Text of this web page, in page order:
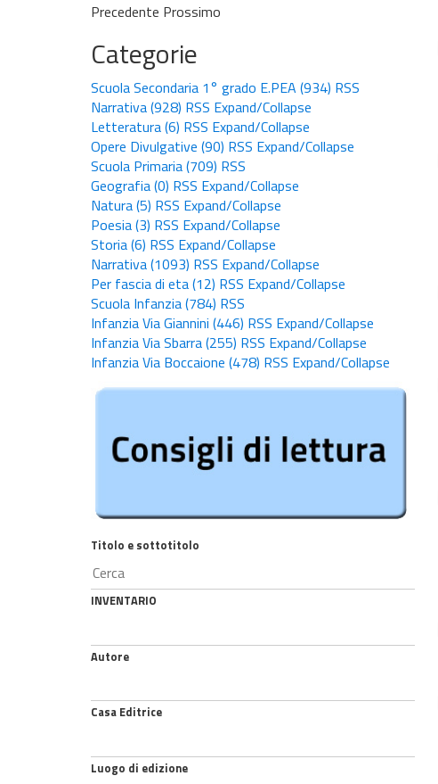
Precedente Prossimo
Categorie
Scuola Secondaria 1° grado E.PEA (934) RSS
Narrativa(928) RSS Expand/Collapse
Letteratura(6) RSS Expand/Collapse
Opere Divulgative (90) RSS Expand/Collapse
Scuola Primaria(709) RSS
Geografia(0) RSS Expand/Collapse
Natura(5) RSS Expand/Collapse
Poesia(3) RSS Expand/Collapse
Storia(6) RSS Expand/Collapse
Narrativa(1093) RSS Expand/Collapse
Per fascia di eta(12) RSS Expand/Collapse
Scuola Infanzia(784) RSS
Infanzia Via Giannini (446) RSS Expand/Collapse
Infanzia Via Sbarra(255) RSS Expand/Collapse
Infanzia Via Boccaione (478) RSS Expand/Collapse
Titolo e sottotitolo
INVENTARIO
Autore
Casa Editrice
Luogo di edizione